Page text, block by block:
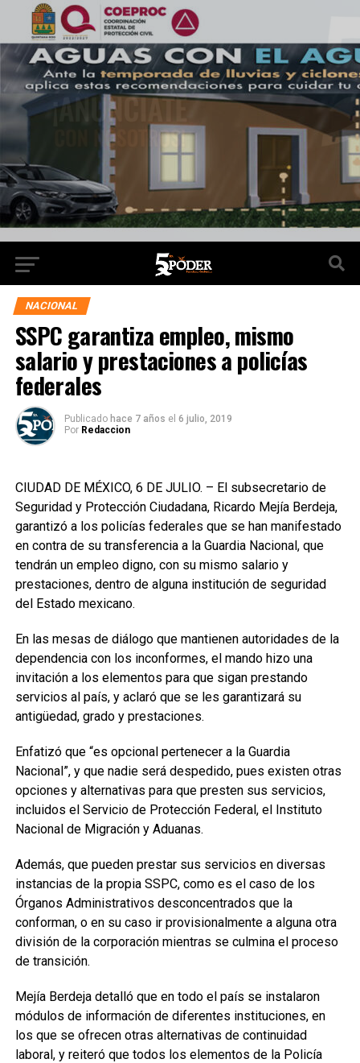
NACIONAL
SSPC garantiza empleo, mismo
salario y prestaciones a policías
federales
Publicado hace 7 años el 6 julio, 2019
Por Redaccion
CIUDAD DE MÉXICO, 6 DE JULIO. – El subsecretario de
Seguridad y Protección Ciudadana, Ricardo Mejía Berdeja,
garantizó a los policías federales que se han manifestado
en contra de su transferencia a la Guardia Nacional, que
tendrán un empleo digno, con su mismo salario y
prestaciones, dentro de alguna institución de seguridad
del Estado mexicano.
En las mesas de diálogo que mantienen autoridades de la
dependencia con los inconformes, el mando hizo una
invitación a los elementos para que sigan prestando
servicios al país, y aclaró que se les garantizará su
antigüedad, grado y prestaciones.
Enfatizó que “es opcional pertenecer a la Guardia
Nacional”, y que nadie será despedido, pues existen otras
opciones y alternativas para que presten sus servicios,
incluidos el Servicio de Protección Federal, el Instituto
Nacional de Migración y Aduanas.
Además, que pueden prestar sus servicios en diversas
instancias de la propia SSPC, como es el caso de los
Órganos Administrativos desconcentrados que la
conforman, o en su caso ir provisionalmente a alguna otra
división de la corporación mientras se culmina el proceso
de transición.
Mejía Berdeja detalló que en todo el país se instalaron
módulos de información de diferentes instituciones, en
los que se ofrecen otras alternativas de continuidad
laboral, y reiteró que todos los elementos de la Policía